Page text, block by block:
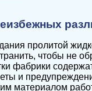
пролитой
чтобы не
фабрики
и
материалом